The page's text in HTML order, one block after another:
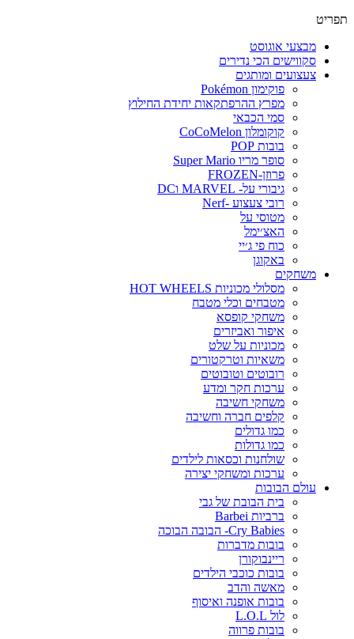
מבצעי אוגוסט
סקווישים הכי נדירים
צעצועים ומותגים
פוקימון Pokémon
מפרץ ההרפתקאות יחידת החילוץ
סמי הכבאי
קוקומלון CoCoMelon
בובות POP
סופר מריו Super Mario
פרוזן-FROZEN
גיבורי על- MARVEL וDC
רובי צעצוע -Nerf
מטוסי על
האצ׳ימל
כוח פי ג׳יי
באקוגן
משחקים
מסלולי מכוניות HOT WHEELS
מטבחים וכלי מטבח
משחקי קופסא
איפור ואביזרים
מכוניות על שלט
משאיות וטרקטורים
רובוטים וטובוטים
ערכות חקר ומדע
משחקי חשיבה
קלפים חברה וחשיבה
כמו גדולים
כמו גדולות
שולחנות וכסאות לילדים
ערכות ומשחקי יצירה
עולם הבובות
בית הבובת של גבי
ברביות Barbei
Cry Babies- הבובה הבוכה
בובות מדברות
ריינבוקורן
בובות כוכבי הילדים
מאשה והדב
בובות אופנה ואיסוף
לול L.O.L
בובות פרווה